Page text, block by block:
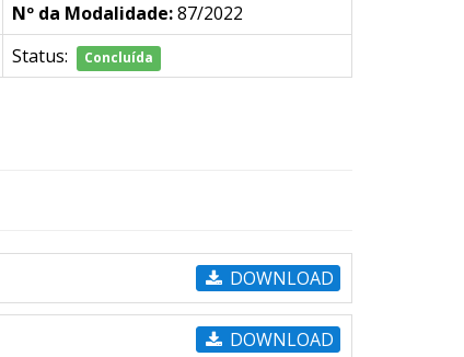
Nº da Modalidade:87/2022
Status: Concluída
DOWNLOAD
DOWNLOAD